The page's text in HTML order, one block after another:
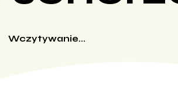
Wczytywanie...